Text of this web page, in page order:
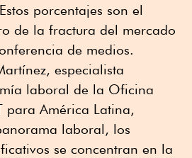
porcentajes son el
de la fractura del mercado
de medios.
especialista
laboral de la Oficina
para América Latina,
laboral, los
se concentran en la